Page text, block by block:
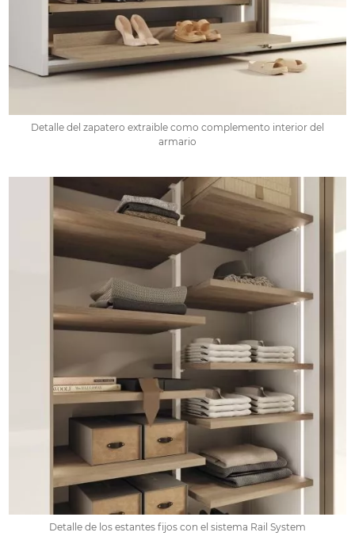
Detalle del zapatero extraible como complemento interior del
armario
Detalle de los estantes fijos con el sistema Rail System